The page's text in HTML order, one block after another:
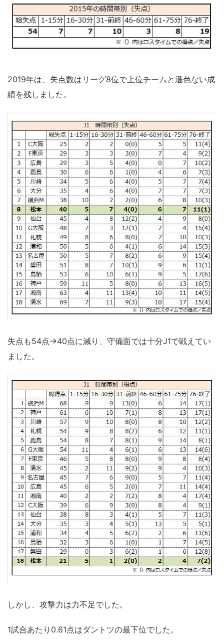
2019年は、失点数はリーグ8位で上位チームと遜色ない成
績を残しました。
失点も54点→40点に減り、守備面では十分J1で戦えてい
ました。
しかし、攻撃力は力不足でした。
1試合あたり0.61点はダントツの最下位でした。